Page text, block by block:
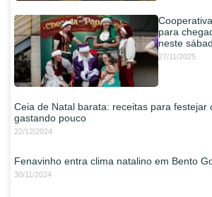
para
neste
27/11/2025
Ceia de Natal barata: receitas para festejar
gastando pouco
22/12/2024
Fenavinho entra clima natalino em Bento
30/11/2024